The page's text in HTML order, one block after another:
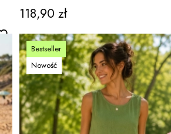
ramiączka luźny fason boho
Cena
118,90 zł
Bestseller
Nowość